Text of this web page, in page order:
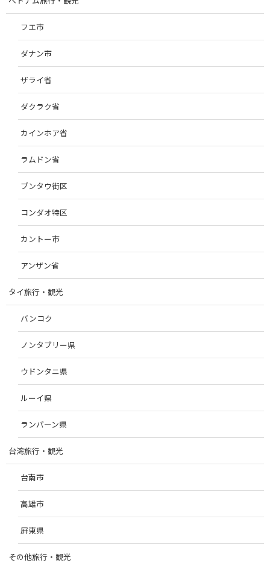
フエ市
ダナン市
ザライ省
ダクラク省
カインホア省
ラムドン省
ブンタウ街区
コンダオ特区
カントー市
アンザン省
タイ旅行・観光
バンコク
ノンタブリー県
ウドンタニ県
ルーイ県
ランパーン県
台湾旅行・観光
台南市
高雄市
屏東県
その他旅行・観光